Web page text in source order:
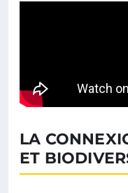
LA
ET